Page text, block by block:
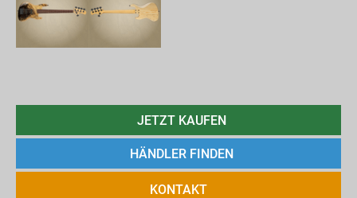
JETZT KAUFEN
HÄNDLER FINDEN
KONTAKT